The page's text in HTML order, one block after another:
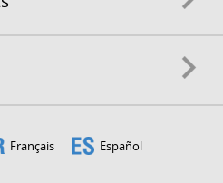
Français Español